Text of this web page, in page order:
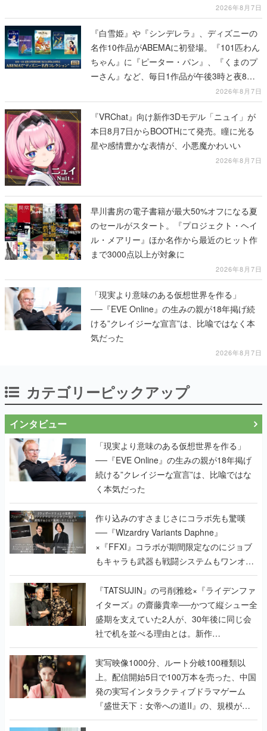
2026年8月7日
『白雪姫』や『シンデレラ』、ディズニーの
名作10作品がABEMAに初登場。『101匹わん
ちゃん』に『ピーター・パン』、『くまのプ
ーさん』など、毎日1作品が午後3時と夜8時
2026年8月7日
『VRChat』向け新作3Dモデル「ニュイ」が
本日8月7日からBOOTHにて発売。瞳に光る
星や感情豊かな表情が、小悪魔かわいい
2026年8月7日
早川書房の電子書籍が最大50%オフになる夏
のセールがスタート。『プロジェクト・ヘイ
ル・メアリー』ほか名作から最近のヒット作
まで3000点以上が対象に
2026年8月7日
「現実より意味のある仮想世界を作る」
──『EVE Online』の生みの親が18年掲げ続
ける”クレイジーな宣言”は、比喩ではなく本
気だった
2026年8月7日
カテゴリーピックアップ
インタビュー
「現実より意味のある仮想世界を作る」
──『EVE Online』の生みの親が18年掲げ
続ける”クレイジーな宣言”は、比喩ではな
く本気だった
作り込みのすさまじさにコラボ先も驚嘆
──『Wizardry Variants Daphne』
×『FFXI』コラボが期間限定なのにジョブ
もキャラも武器も戦闘システムもワンオフ
で作り込まれた理由を両ディレクターに聞
く
『TATSUJIN』の弓削雅稔×『ライデンファ
イターズ』の齋藤貴幸──かつて縦シュー全
盛期を支えていた2人が、30年後に同じ会
社で机を並べる理由とは。新作
『TATSUJIN EXTREME』で初タッグを組
んだレジェンド2人に訊く開発秘話
実写映像1000分、ルート分岐100種類以
上。配信開始5日で100万本を売った、中国
発の実写インタラクティブドラマゲーム
『盛世天下：女帝への道II』の、規模が違
うこだわりをプロデューサーに聞いた